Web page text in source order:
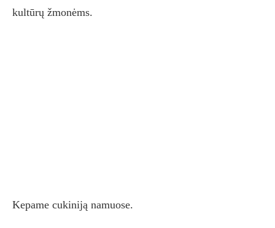
kultūrų žmonėms.
Kepame cukiniją namuose.